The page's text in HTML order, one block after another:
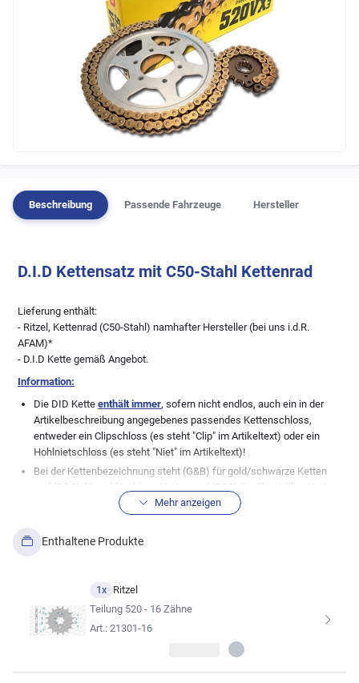
Beschreibung Passende Fahrzeuge Hersteller
D.I.D Kettensatz mit C50-Stahl Kettenrad
Lieferung enthält:
- Ritzel, Kettenrad (C50-Stahl) namhafter Hersteller (bei uns i.d.R.
AFAM)*
- D.I.D Kette gemäß Angebot.
Information:
Die DID Kette enthält immer, sofern nicht endlos, auch ein in der
Artikelbeschreibung angegebenes passendes Kettenschloss,
entweder ein Clipschloss (es steht "Clip" im Artikeltext) oder ein
Hohlnietschloss (es steht "Niet" im Artikeltext)!
Bei der Kettenbezeichnung steht (G&B) für gold/schwarze Ketten
und (G&G) für gold/goldene Ketten und (S&S) ür silber/silber Ketten.
Normale, stahlfarbene Ketten (genannt schwarz), haben keine
Wichtige Info in Bezug zu den Teilen im Kettensatz:
Datenblättern der Fahrzeughersteller, daher weisen wir ausdrücklich
die absolute Richtigkeit der von uns hier angezeigten
Fahrzeugzuordnungen zu dem angebotenen Artikel von uns. Bei
vielen Fahrzeugen wurden auch gerne mal undokumentierte
Änderungen seitens der Hersteller durchgeführt, so dass die hier
Mehr anzeigen
Enthaltene Produkte
1x Ritzel
Teilung 520 - 16 Zähne
Art.: 21301-16